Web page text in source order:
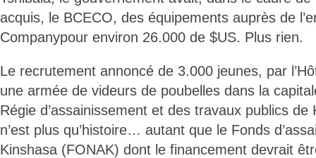
acquis, le BCECO, des équipements auprès de
Companypour environ 26.000 de $US. Plus rien.
Le recrutement annoncé de 3.000 jeunes, par
une armée de videurs de poubelles dans la
Régie d’assainissement et des travaux publics de
n’est plus qu’histoire… autant que le Fonds
Kinshasa (FONAK) dont le financement devrait